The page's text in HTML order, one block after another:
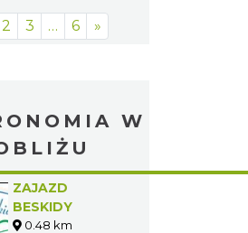
2 3 … 6 »
W
ZAJAZD
BESKIDY
0.48 km